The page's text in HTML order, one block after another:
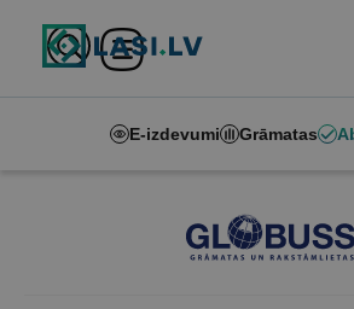
E-izdevumi Grāmatas